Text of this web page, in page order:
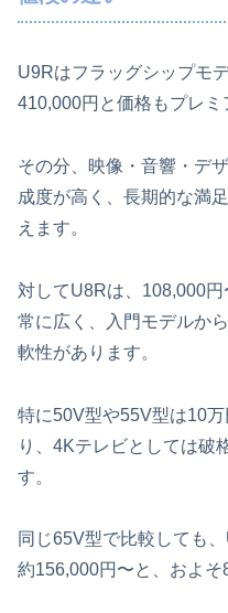
U9Rはフラッグシップモ
410,000円と価格もプレミ
その分、映像・音響・デ
成度が高く、長期的な満
えます。
対してU8Rは、108,000
常に広く、入門モデルか
軟性があります。
特に50V型や55V型は10
り、4Kテレビとしては破
す。
同じ65V型で比較しても
約156,000円〜と、およそ